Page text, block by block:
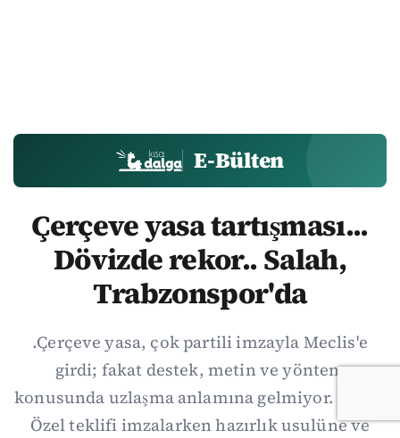
E-Bülten
Çerçeve yasa tartışması...
Dövizde rekor.. Salah,
Trabzonspor'da
.Çerçeve yasa, çok partili imzayla Meclis'e
girdi; fakat destek, metin ve yöntem
konusunda uzlaşma anlamına gelmiyor. Özgür
Özel teklifi imzalarken hazırlık usulüne ve